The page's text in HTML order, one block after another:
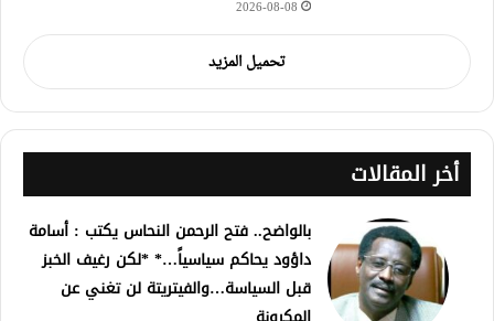
2026-08-08
تحميل المزيد
أخر المقالات
بالواضح.. فتح الرحمن النحاس يكتب : أسامة
داؤود يحاكم سياسياً…* *لكن رغيف الخبز
قبل السياسة…والفيتريتة لن تغني عن